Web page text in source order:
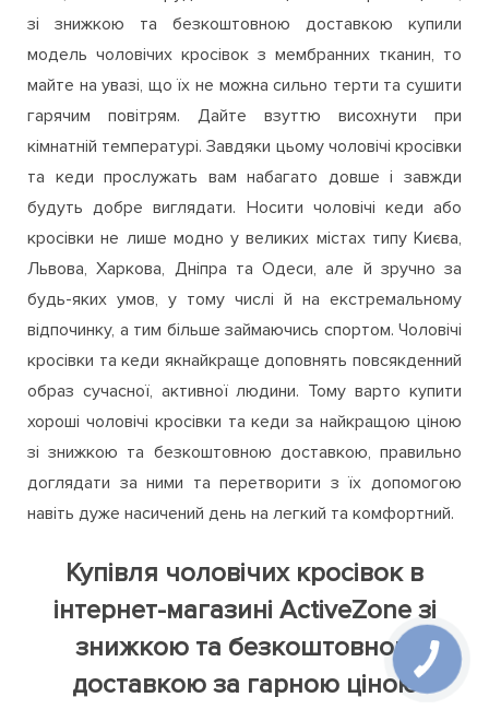
впорається з таким завданням, особливо відразу після
того, як вона забруднилася. Якщо ви за гарною ціною,
зі знижкою та безкоштовною доставкою купили
модель чоловічих кросівок з мембранних тканин, то
майте на увазі, що їх не можна сильно терти та сушити
гарячим повітрям. Дайте взуттю висохнути при
кімнатній температурі. Завдяки цьому чоловічі кросівки
та кеди прослужать вам набагато довше і завжди
будуть добре виглядати. Носити чоловічі кеди або
кросівки не лише модно у великих містах типу Києва,
Львова, Харкова, Дніпра та Одеси, але й зручно за
будь-яких умов, у тому числі й на екстремальному
відпочинку, а тим більше займаючись спортом. Чоловічі
кросівки та кеди якнайкраще доповнять повсякденний
образ сучасної, активної людини. Тому варто купити
хороші чоловічі кросівки та кеди за найкращою ціною
зі знижкою та безкоштовною доставкою, правильно
навіть дуже насичений день на легкий та комфортний.
Купівля чоловічих кросівок в
інтернет-магазині ActiveZone зі
знижкою та безкоштовною